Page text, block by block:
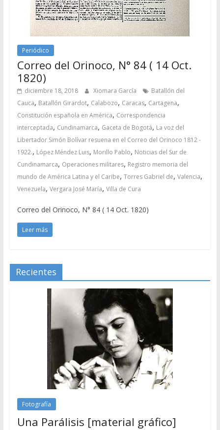
Periódico
Correo del Orinoco, N° 84 ( 14 Oct.
1820)
diciembre 18, 2018 Xiomara García
Batallón del
Cauca, Batallón Girardot, Calabozo, Caracas, Cartagena,
Constitución española en América, Correspondencia
interceptada, Cundinamarca, Gaceta de Bogotá, La voz del
Libertador Simón Bolívar resuena en el Correo del Orinoco 1812 -
1922., López Méndez Luis, Morillo Pablo, Noticias del Sur de
Cundinamarca, Operaciones militares, Registro memoria del
mundo de América Latina y el Caribe, Torres Gabriel de, Valencia,
Venezuela, Vergara José María, Villa de Cura
Correo del Orinoco, N° 84 ( 14 Oct. 1820)
Leer más
Recientes
Fotografía
Una Parálisis [material gráfico]